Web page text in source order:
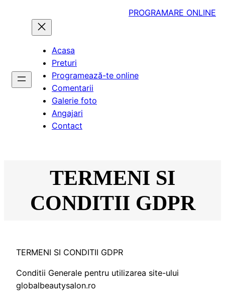
PROGRAMARE ONLINE
Acasa
Preturi
Programează-te online
Comentarii
Galerie foto
Angajari
Contact
TERMENI SI
CONDITII GDPR
TERMENI SI CONDITII GDPR
Conditii Generale pentru utilizarea site-ului
globalbeautysalon.ro